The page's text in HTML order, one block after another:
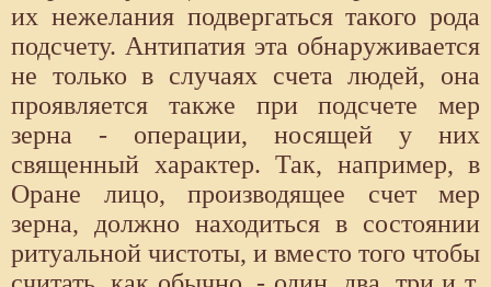
их нежелания подвергаться такого рода
подсчету. Антипатия эта обнаруживается
не только в случаях счета людей, она
проявляется также при подсчете мер
зерна - операции, носящей у них
священный характер. Так, например, в
Оране лицо, производящее счет мер
зерна, должно находиться в состоянии
ритуальной чистоты, и вместо того чтобы